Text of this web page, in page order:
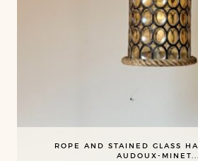
ROPE AND STAINED GLASS
AUDOUX-MINET...